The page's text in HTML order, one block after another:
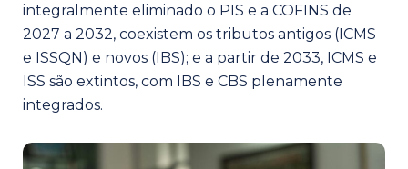
integralmente eliminado o PIS e a COFINS de
2027 a 2032, coexistem os tributos antigos (ICMS
e ISSQN) e novos (IBS); e a partir de 2033, ICMS e
ISS são extintos, com IBS e CBS plenamente
integrados.